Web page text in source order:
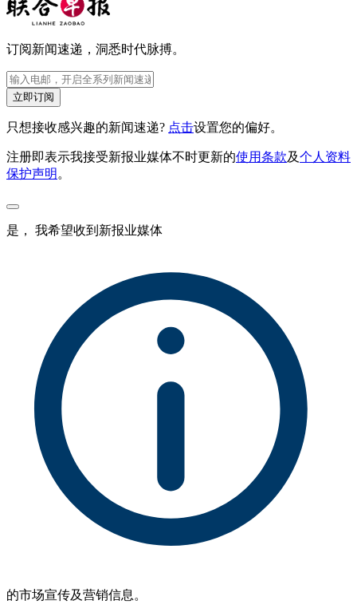
订阅新闻速递，洞悉时代脉搏。
立即订阅
只想接收感兴趣的新闻速递? 点击设置您的偏好。
注册即表示我接受新报业媒体不时更新的使用条款及个人资料
保护声明 。
是， 我希望收到新报业媒体
的市场宣传及营销信息。